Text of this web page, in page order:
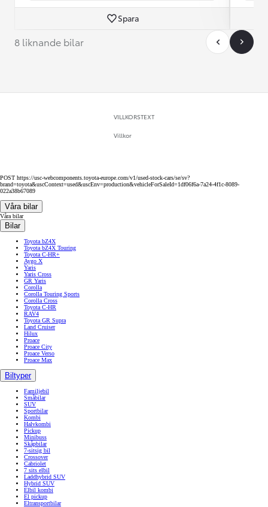
Spara
8 liknande bilar
VILLKORSTEXT
Villkor
POST https://usc-webcomponents.toyota-europe.com/v1/used-stock-cars/se/sv?
brand=toyota&uscContext=used&uscEnv=production&vehicleForSaleId=1df06f6a-7a24-4f1c-8089-
022a38b67089
Våra bilar
Våra bilar
Bilar
Toyota bZ4X
Toyota bZ4X Touring
Toyota C-HR+
Aygo X
Yaris
Yaris Cross
GR Yaris
Corolla
Corolla Touring Sports
Corolla Cross
Toyota C-HR
RAV4
Toyota GR Supra
Land Cruiser
Hilux
Proace
Proace City
Proace Verso
Proace Max
Biltyper
Familjebil
Småbilar
SUV
Sportbilar
Kombi
Halvkombi
Pickup
Minibuss
Skåpbilar
7-sitsig bil
Crossover
Cabriolet
7 sits elbil
Laddhybrid SUV
Hybrid SUV
Elbil kombi
El pickup
Eltransportbilar